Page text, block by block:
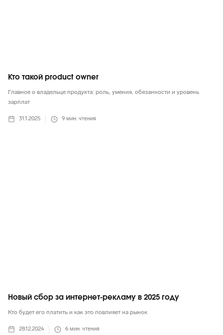
Кто такой product owner
Главное о владельце продукта: роль, умения, обязанности и уровень
зарплат
31.1.2025 9 мин. чтения
Новый сбор за интернет-рекламу в 2025 году
Кто будет его платить и как это повлияет на рынок
28.12.2024 6 мин. чтения